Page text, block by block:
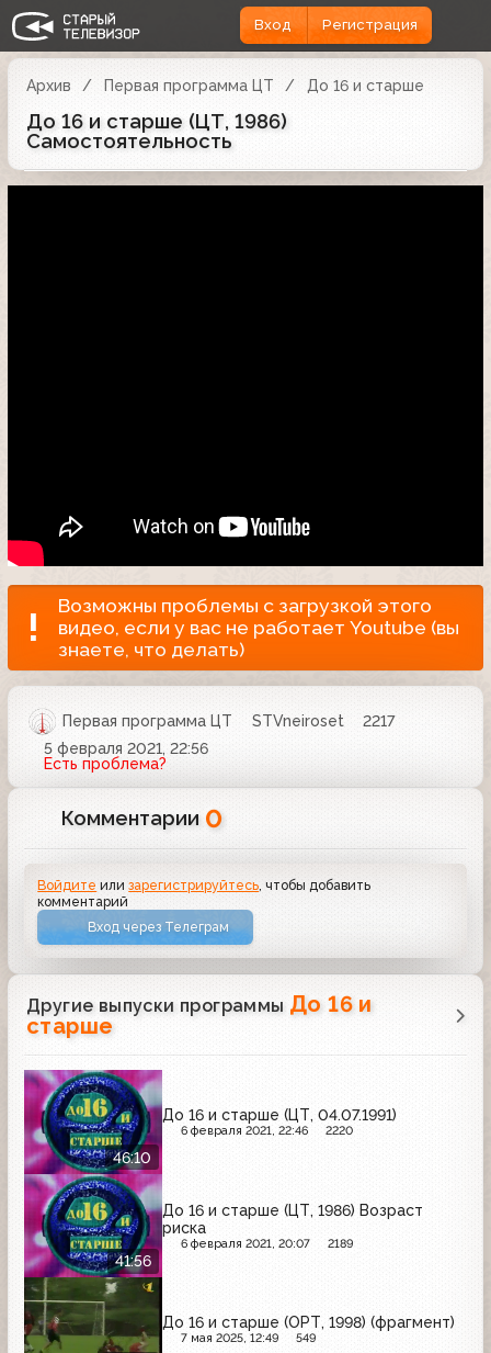
Вход Регистрация
Архив Первая программа ЦТ До 16 и старше
До 16 и старше (ЦТ, 1986)
Самостоятельность
Возможны проблемы с загрузкой этого
видео, если у вас не работает Youtube (вы
знаете, что делать)
Первая программа ЦТ STVneiroset
2217
5 февраля 2021, 22:56
Есть проблема?
Комментарии 0
Войдите илизарегистрируйтесь , чтобы добавить
комментарий
Вход через Телеграм
Другие выпуски программы До 16 и
старше
46:10
До 16 и старше (ЦТ, 04.07.1991)
6 февраля 2021, 22:46 2220
41:56
До 16 и старше (ЦТ, 1986) Возраст
риска
6 февраля 2021, 20:07 2189
До 16 и старше (ОРТ, 1998) (фрагмент)
7 мая 2025, 12:49 549